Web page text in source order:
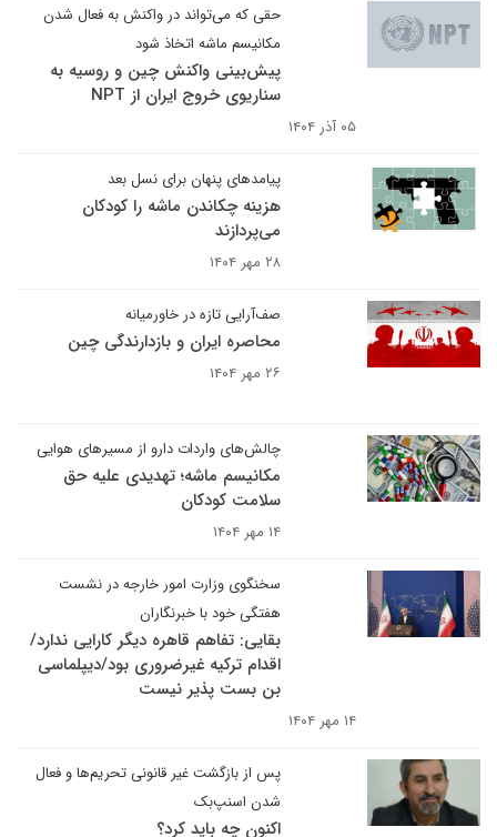
حقی که می‌تواند در واکنش به فعال شدن
مکانیسم ماشه اتخاذ شود
پیش‌بینی واکنش چین و روسیه به
سناریوی خروج ایران از NPT
۰۵ آذر ۱۴۰۴
پیامدهای پنهان برای نسل بعد
هزینه چکاندن ماشه را کودکان
می‌پردازند
۲۸ مهر ۱۴۰۴
صف‌آرایی تازه در خاورمیانه
محاصره ایران و بازدارندگی چین
۲۶ مهر ۱۴۰۴
چالش‌های واردات دارو از مسیرهای هوایی
مکانیسم ماشه؛ تهدیدی علیه حق
سلامت کودکان
۱۴ مهر ۱۴۰۴
سخنگوی وزارت امور خارجه در نشست
هفتگی خود با خبرنگاران
بقایی: تفاهم قاهره دیگر کارایی ندارد/
اقدام ترکیه غیرضروری بود/دیپلماسی
بن بست پذیر نیست
۱۴ مهر ۱۴۰۴
پس از بازگشت غیر قانونی تحریم‌ها و فعال
شدن اسنپ‌بک
اکنون چه باید کرد؟